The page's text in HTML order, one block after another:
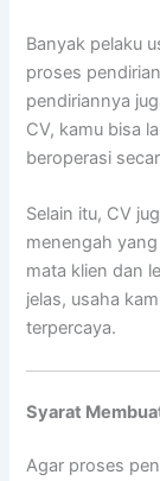
Banyak pelaku
proses
pendiriannya
CV, kamu bisa
beroperasi
Selain itu, CV
menengah
mata klien dan
jelas, usaha
terpercaya.
Syarat
Agar proses